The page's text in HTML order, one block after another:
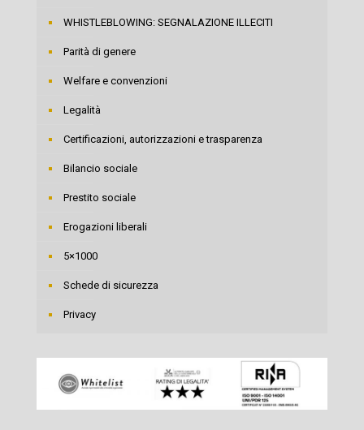
WHISTLEBLOWING: SEGNALAZIONE ILLECITI
Parità di genere
Welfare e convenzioni
Legalità
Certificazioni, autorizzazioni e trasparenza
Bilancio sociale
Prestito sociale
Erogazioni liberali
5×1000
Schede di sicurezza
Privacy